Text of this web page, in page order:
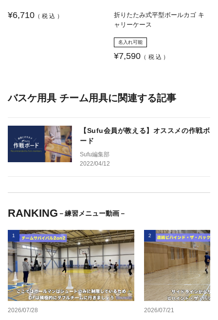
¥6,710 （税込）
折りたたみ式平型ボールカゴ キ
ャリーケース
名入れ可能
¥7,590 （税込）
バスケ用具 チーム用具に関連する記事
【Sufu会員が教える】オススメの作戦ボ
ード
Sufu編集部
2022/04/12
RANKING －練習メニュー動画－
1
2026/07/28
2
2026/07/21